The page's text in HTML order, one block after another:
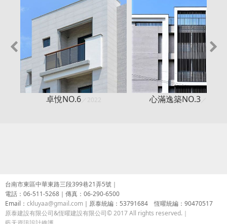
卓悅NO.6／2022 心滿逸築NO.3／2019
台南市東區中華東路三段399巷21弄5號｜
電話：06-511-5268｜傳真：06-290-6500
Email： ckluyaa@gmail.com ｜ 原泰統編：53791684 恆曜統編：90470517
原泰建設有限公司&恆曜建設有限公司© 2017 All rights reserved.｜